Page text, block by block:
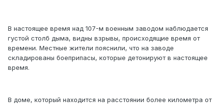
В настоящее время над 107-м военным заводом наблюдается
густой столб дыма, видны взрывы, происходящие время от
времени. Местные жители пояснили, что на заводе
складированы боеприпасы, которые детонируют в настоящее
время.
В доме, который находится на расстоянии более километра от